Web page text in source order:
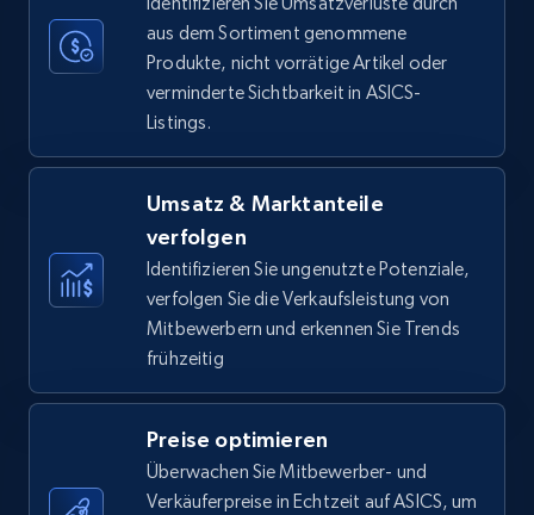
rating object, Product rating max, Rating,
Author name, Asin, and more.
7.4K+ 870+ Jetzt anfangen
Specifications, Image urls, Top reviews, and
aus dem Sortiment genommene
Produkte, nicht vorrätige Artikel oder
verminderte Sichtbarkeit in ASICS-
Listings.
Umsatz & Marktanteile
verfolgen
Identifizieren Sie ungenutzte Potenziale,
verfolgen Sie die Verkaufsleistung von
Mitbewerbern und erkennen Sie Trends
frühzeitig
Preise optimieren
Überwachen Sie Mitbewerber- und
Verkäuferpreise in Echtzeit auf ASICS, um